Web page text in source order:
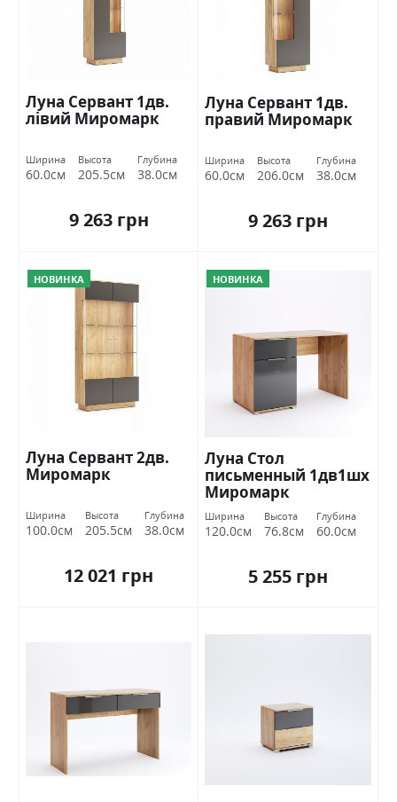
Луна Сервант 1дв.
лівий Миромарк
Ширина
60.0см
Высота
205.5см
Глубина
38.0см
9 263 грн
Луна Сервант 1дв.
правий Миромарк
Ширина
60.0см
Высота
206.0см
Глубина
38.0см
9 263 грн
НОВИНКА
Луна Сервант 2дв.
Миромарк
Ширина
100.0см
Высота
205.5см
Глубина
38.0см
12 021 грн
НОВИНКА
Луна Стол
письменный 1дв1шх
Миромарк
Ширина
120.0см
Высота
76.8см
Глубина
60.0см
5 255 грн